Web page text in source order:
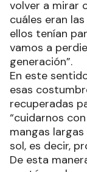
volver a mirar
cuáles eran
ellos tenían
vamos a
generación”.
En este
esas
recuperadas
“cuidarnos
mangas
sol, es decir,
De esta